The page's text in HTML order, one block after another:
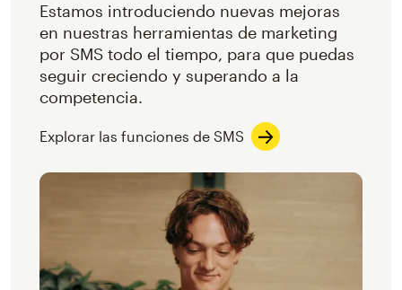
Estamos introduciendo nuevas mejoras
en nuestras herramientas de marketing
por SMS todo el tiempo, para que puedas
seguir creciendo y superando a la
competencia.
Explorar las funciones de SMS